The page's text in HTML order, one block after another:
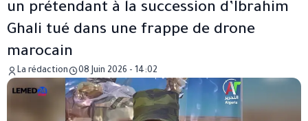
un prétendant à la succession d’Ibrahim
Ghali tué dans une frappe de drone
marocain
La rédaction 08 Juin 2026 - 14:02